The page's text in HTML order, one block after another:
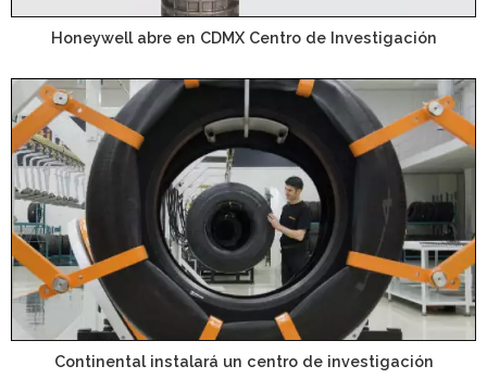
Honeywell abre en CDMX Centro de Investigación
Continental instalará un centro de investigación